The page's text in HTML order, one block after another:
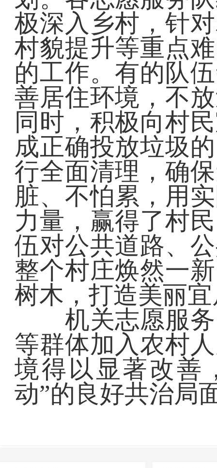
极深入乡村，针
村貌提升等重点
的工作。有的队
善居住环境，不
同时，积极向村
成正确投放垃圾
行全面清理，确
脏、不怕累，用
力量，赢得了村
伍对公共道路、
整个村庄焕然一
树木，打造美丽
机关志愿服务
等群体加入农村
境得以显著改善
动”的良好共治局